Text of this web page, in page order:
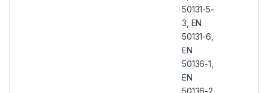
50131-5-
3, EN
50131-6,
EN
50136-1,
EN